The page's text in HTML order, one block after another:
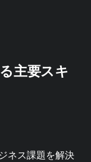
主要スキ
ネス課題を解決